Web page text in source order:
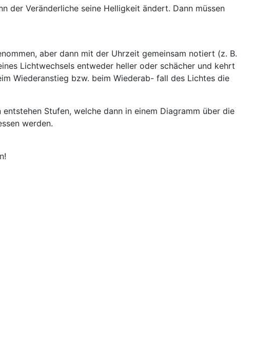
der Veränderliche seine Helligkeit ändert. Dann müssen
aber dann mit der Uhrzeit gemeinsam notiert (z. B.
Lichtwechsels entweder heller oder schächer und kehrt
Wiederanstieg bzw. beim Wiederab- fall des Lichtes die
Stufen, welche dann in einem Diagramm über die
werden.